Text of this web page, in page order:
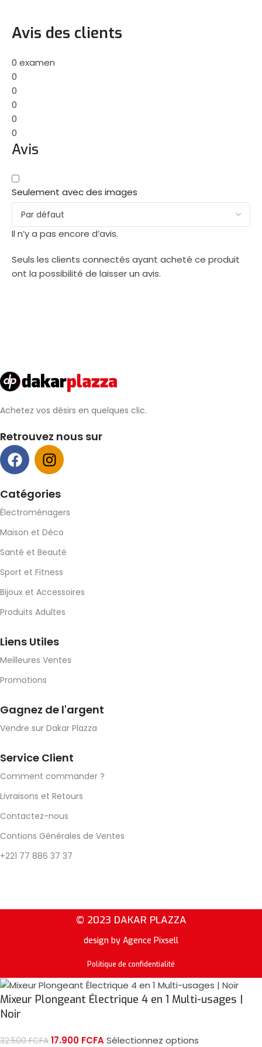
Avis des clients
0 examen
0
0
0
0
0
Avis
Seulement avec des images
Il n’y a pas encore d’avis.
Seuls les clients connectés ayant acheté ce produit
ont la possibilité de laisser un avis.
Achetez vos désirs en quelques clic.
Retrouvez nous sur
Catégories
Électroménagers
Maison et Déco
Santé et Beauté
Sport et Fitness
Bijoux et Accessoires
Produits Adultes
Liens Utiles
Meilleures Ventes
Promotions
Gagnez de l'argent
Vendre sur Dakar Plazza
Service Client
Comment commander ?
Livraisons et Retours
Contactez-nous
Contions Générales de Ventes
+221 77 886 37 37
© 2023 DAKAR PLAZZA
design by Agence Pixsell
Politique de confidentialité
Mixeur Plongeant Électrique 4 en 1 Multi-usages |
Noir
32.500FCFA 17.900 FCFASélectionnez options